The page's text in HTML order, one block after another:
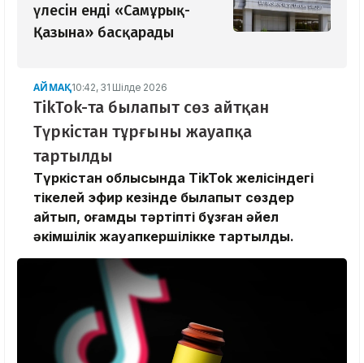
үлесін енді «Самұрық-
Қазына» басқарады
АЙМАҚ10:42, 31 Шілде 2026
TikTok-та былапыт сөз айтқан
Түркістан тұрғыны жауапқа
тартылды
Түркістан облысында TikTok желісіндегі
тікелей эфир кезінде былапыт сөздер
айтып, қоғамдық тәртіпті бұзған әйел
әкімшілік жауапкершілікке тартылды.